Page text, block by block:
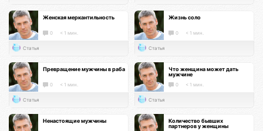
Женская меркантильность
0 < 1 мин.
Статья
Жизнь соло
0 < 1 мин.
Статья
Превращение мужчины в раба
0 < 1 мин.
Статья
Что женщина может дать
мужчине
0 < 1 мин.
Статья
Ненастоящие мужчины
Количество бывших
партнеров у женщины